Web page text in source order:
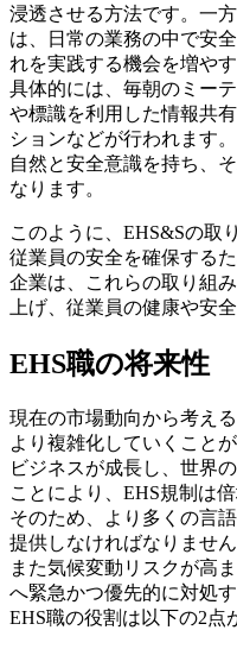
浸透させる方法です。一
は、日常の業務の中で安
れを実践する機会を増やす
具体的には、毎朝のミー
や標識を利用した情報共
ションなどが行われます
自然と安全意識を持ち、
なります。
このように、EHS&Sの取
従業員の安全を確保する
企業は、これらの取り組
上げ、従業員の健康や安
EHS職の将来性
現在の市場動向から考え
より複雑化していくこと
ビジネスが成長し、世界
ことにより、EHS規制は
そのため、より多くの言
提供しなければなりません
また気候変動リスクが高
へ緊急かつ優先的に対処
EHS職の役割は以下の2点